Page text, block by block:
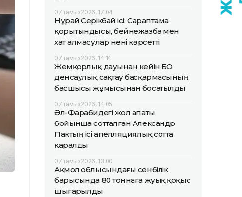
07 тамыз 2026, 17:04
Нұрай Серікбай ісі: Сараптама
қорытындысы, бейнежазба мен
хат алмасулар нені көрсетті
07 тамыз 2026, 14:14
Жемқорлық дауынан кейін БҚО
денсаулық сақтау басқармасының
басшысы жұмысынан босатылды
07 тамыз 2026, 14:05
Әл-Фарабидегі жол апаты
бойынша сотталған Александр
Пактың ісі апелляциялық сотта
қаралды
07 тамыз 2026, 13:00
Ақмол облысындағы сенбілік
барысында 80 тоннаға жуық қоқыс
шығарылды